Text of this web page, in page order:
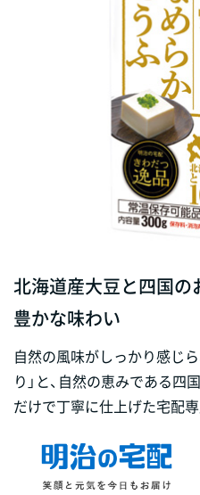
北海道産大豆と四国
豊かな味わい
自然の風味がしっかり感じ
り」と、自然の恵みである四
だけで丁寧に仕上げた宅配